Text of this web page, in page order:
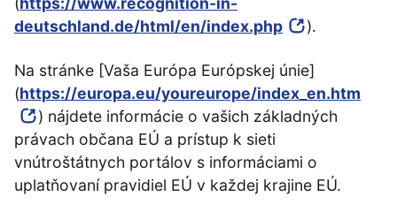
deutschland.de/html/en/index.php
).
Na stránke [Vaša Európa Európskej únie]
(https://europa.eu/youreurope/index_en.htm
) nájdete informácie o vašich základných
právach občana EÚ a prístup k sieti
vnútroštátnych portálov s informáciami o
uplatňovaní pravidiel EÚ v každej krajine EÚ.